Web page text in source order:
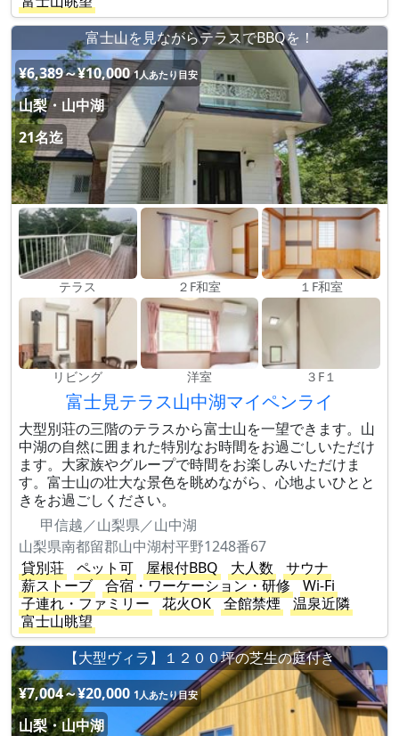
富士山を見ながらテラスでBBQを！
¥6,389～¥10,000 1人あたり目安
山梨・山中湖
21名迄
テラス ２F和室 １F和室
リビング 洋室 ３F１
富士見テラス山中湖マイペンライ
大型別荘の三階のテラスから富士山を一望できます。山
中湖の自然に囲まれた特別なお時間をお過ごしいただけ
ます。大家族やグループで時間をお楽しみいただけま
す。富士山の壮大な景色を眺めながら、心地よいひとと
きをお過ごしください。
甲信越／山梨県／山中湖
山梨県南都留郡山中湖村平野1248番67
貸別荘
ペット可 屋根付BBQ 大人数
サウナ
薪ストーブ
合宿・ワーケーション・研修
Wi-Fi
子連れ・ファミリー
花火OK 全館禁煙
温泉近隣
富士山眺望
【大型ヴィラ】１２００坪の芝生の庭付き
¥7,004～¥20,000 1人あたり目安
山梨・山中湖